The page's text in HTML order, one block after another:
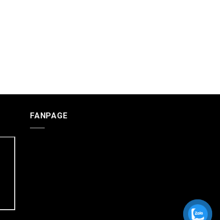
FANPAGE